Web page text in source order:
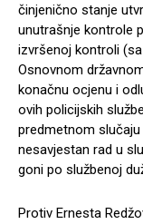
činjenično stanje
unutrašnje kontrole
izvršenoj kontroli
Osnovnom
konačnu ocjenu i
ovih policijskih
predmetnom
nesavjestan rad u
goni po službenoj
Protiv Ernesta